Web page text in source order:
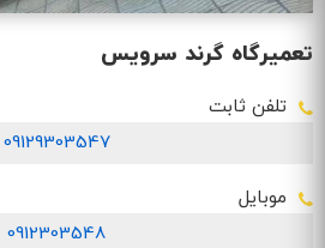
تعمیرگاه گرند سرویس
تلفن ثابت
09129303547
موبایل
0912303548